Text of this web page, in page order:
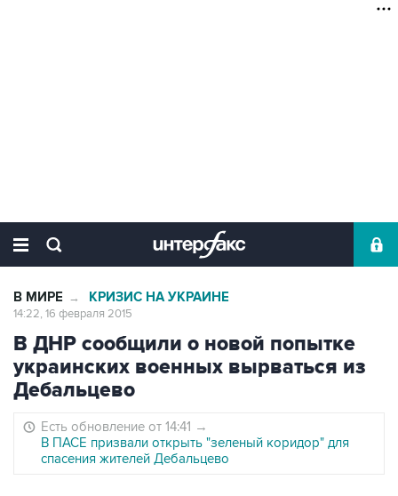
В МИРЕ → КРИЗИС НА УКРАИНЕ
14:22, 16 февраля 2015
В ДНР сообщили о новой попытке
украинских военных вырваться из
Дебальцево
Есть обновление от 14:41 →
В ПАСЕ призвали открыть "зеленый коридор" для
спасения жителей Дебальцево